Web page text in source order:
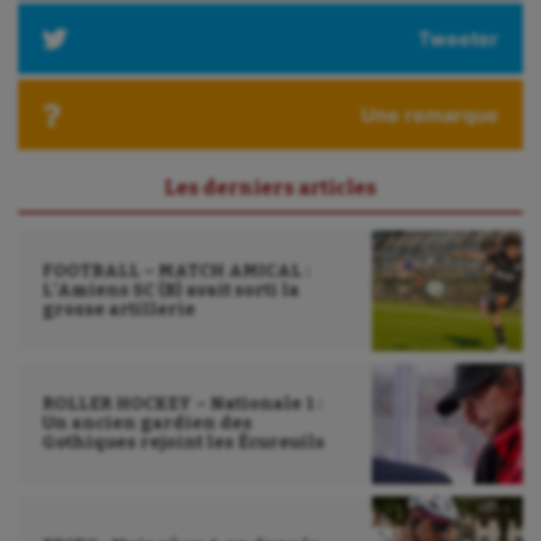
Moto
Omnisports
Outdoor
Paddle
Patinage artistique
Pétanque
Tweeter
Une remarque
Les derniers articles
FOOTBALL – MATCH AMICAL :
L’Amiens SC (B) avait sorti la
grosse artillerie
ROLLER HOCKEY – Nationale 1 :
Un ancien gardien des
Gothiques rejoint les Écureuils